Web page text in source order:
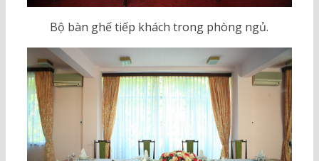
Bộ bàn ghế tiếp khách trong phòng ngủ.